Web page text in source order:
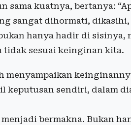
sama kuatnya, bertanya:
sangat dihormati,
hanya hadir di sisinya,
tidak sesuai keinginan kita.
keputusan sendiri, dalam
bermakna. Bukan